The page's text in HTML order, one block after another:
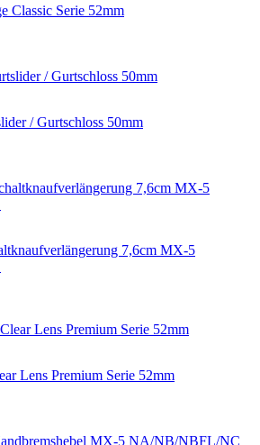
Classic Serie 52mm
/ Gurtschloss 50mm
7,6cm MX-5
Lens Premium Serie 52mm